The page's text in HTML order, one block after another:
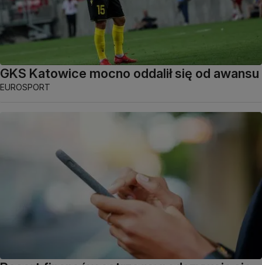
GKS Katowice mocno oddalił się od awansu
EUROSPORT